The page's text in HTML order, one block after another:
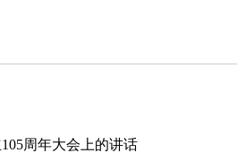
周年大会上的讲话